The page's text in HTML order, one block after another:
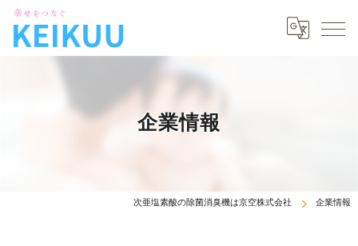
企業情報
次亜塩素酸の除菌消臭機は京空株式会社 企業情報